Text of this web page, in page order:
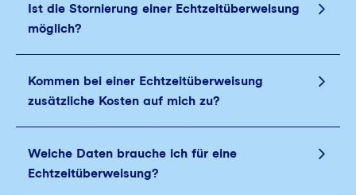
Ist die Stornierung einer Echtzeitüberweisung
möglich?
Kommen bei einer Echtzeitüberweisung
zusätzliche Kosten auf mich zu?
Welche Daten brauche ich für eine
Echtzeitüberweisung?